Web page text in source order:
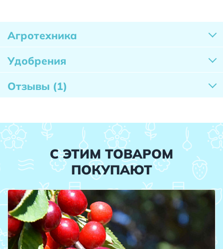
Агротехника
Удобрения
Отзывы (1)
С ЭТИМ ТОВАРОМ
ПОКУПАЮТ